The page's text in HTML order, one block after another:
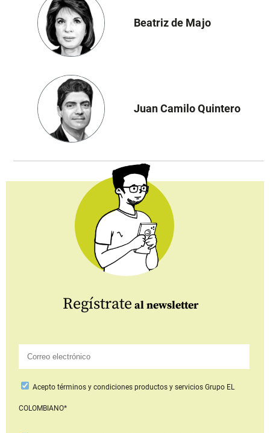
Beatriz de Majo
Juan Camilo Quintero
Regístrate al newsletter
Aceptotérminos y condiciones productos y serviciosGrupo EL
COLOMBIANO*